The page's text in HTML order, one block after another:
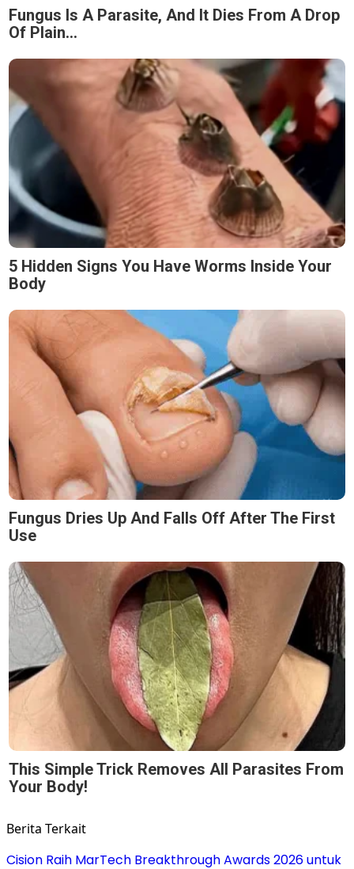
Fungus Is A Parasite, And It Dies From A Drop
Of Plain...
5 Hidden Signs You Have Worms Inside Your
Body
Fungus Dries Up And Falls Off After The First
Use
This Simple Trick Removes All Parasites From
Your Body!
Berita Terkait
Cision Raih MarTech Breakthrough Awards 2026 untuk